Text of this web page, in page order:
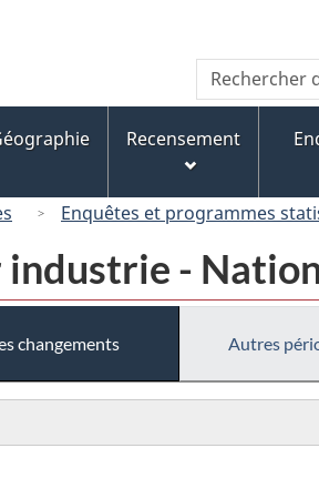
au
contenu
principal
« À
propos
de
ce
version
HTML
simplifiée
Recherche
Rechercher
dans
Canada
Recensement
Enquêtes et programmes
-
changements Autres